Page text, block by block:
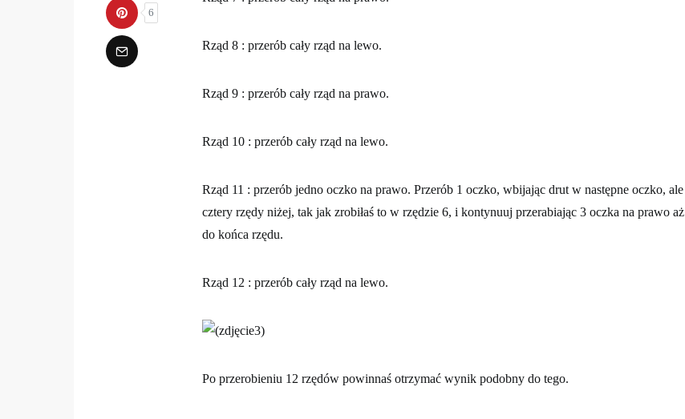
6
Rząd 8 : przerób cały rząd na lewo.
Rząd 9 : przerób cały rząd na prawo.
Rząd 10 : przerób cały rząd na lewo.
Rząd 11 : przerób jedno oczko na prawo. Przerób 1 oczko, wbijając drut w następne oczko, ale
cztery rzędy niżej, tak jak zrobiłaś to w rzędzie 6, i kontynuuj przerabiając 3 oczka na prawo aż
do końca rzędu.
Rząd 12 : przerób cały rząd na lewo.
Po przerobieniu 12 rzędów powinnaś otrzymać wynik podobny do tego.